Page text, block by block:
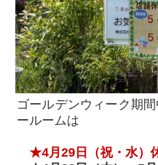
ゴールデンウィーク期
ールームは
★4月29日（祝・水）